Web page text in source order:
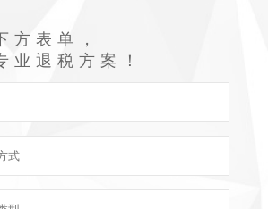
方表单，
业退税方案！